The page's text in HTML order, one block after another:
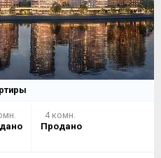
4 комн.
Продано